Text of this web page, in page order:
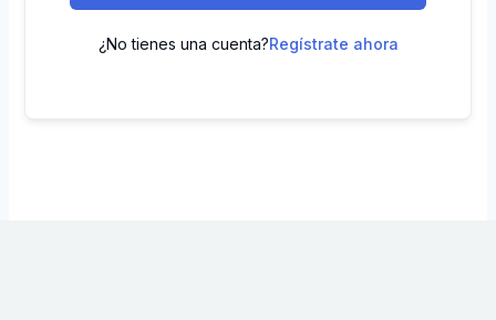
¿No tienes una cuenta?Regístrate ahora